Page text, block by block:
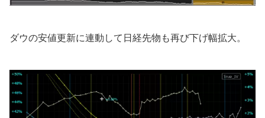
ダウの安値更新に連動して日経先物も再び下げ幅拡大。